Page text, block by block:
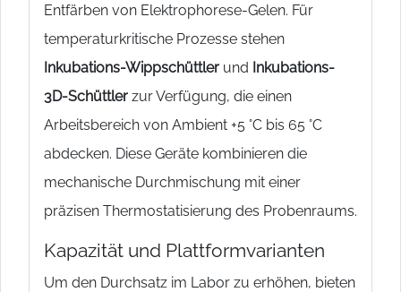
Entfärben von Elektrophorese-Gelen. Für
temperaturkritische Prozesse stehen
Inkubations-Wippschüttler und Inkubations-
3D-Schüttler zur Verfügung, die einen
Arbeitsbereich von Ambient +5 °C bis 65 °C
abdecken. Diese Geräte kombinieren die
mechanische Durchmischung mit einer
präzisen Thermostatisierung des Probenraums.
Kapazität und Plattformvarianten
Um den Durchsatz im Labor zu erhöhen, bieten